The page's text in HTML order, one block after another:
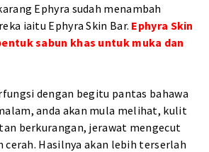
Ephyra sudah menambah
iaitu Ephyra Skin Bar. Ephyra Skin
sabun khas untuk muka dan
dengan begitu pantas bahawa
anda akan mula melihat, kulit
berkurangan, jerawat mengecut
cerah. Hasilnya akan lebih terserlah